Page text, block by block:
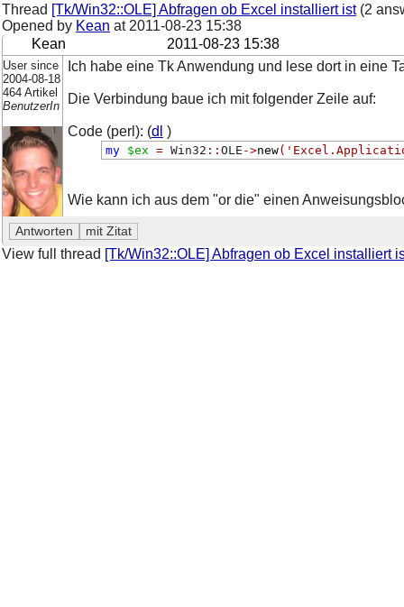
Thread [Tk/Win32::OLE] Abfragen ob Excel installiert ist(2
Opened by Kean at 2011-08-23 15:38
Kean
2011-08-23 15:38
User since
2004-08-18
464 Artikel
BenutzerIn
Ich habe eine Tk Anwendung und lese dort in eine
Die Verbindung baue ich mit folgender Zeile auf:
Code (perl): (dl )
my $ex = Win32 :: OLE ->new(
Wie kann ich aus dem "or die" einen
View full thread [Tk/Win32::OLE] Abfragen ob Excel installiert